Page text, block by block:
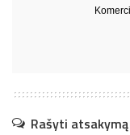
Rašyti atsakymą